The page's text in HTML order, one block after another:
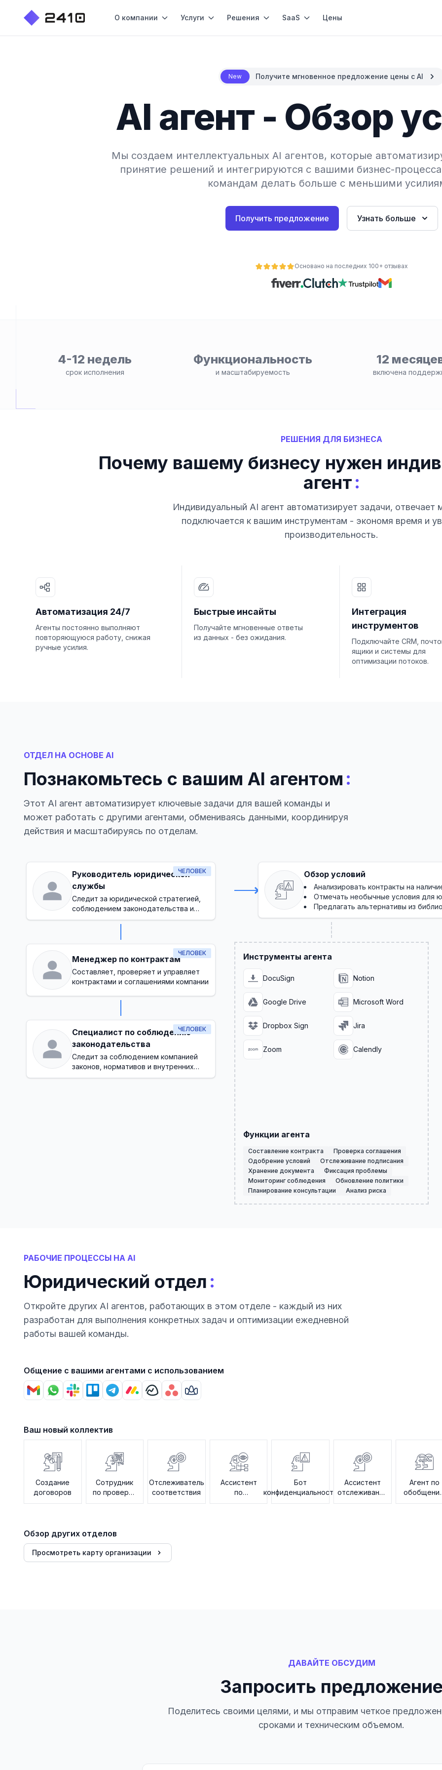
О компании Услуги Решения SaaS Цены
New Получите мгновенное предложение цены с AI
AI агент - Обзор
Мы создаем интеллектуальных AI агентов, которые
принятие решений и интегрируются с вашими бизнес-
командам делать больше с меньшими
Получить предложение Узнать больше
Основано на последних 100+ отзывах
4-12 недель
срок исполнения
Функциональность
и масштабируемость
12
включена
РЕШЕНИЯ ДЛЯ БИЗНЕСА
Почему вашему бизнесу нужен
агент:
Индивидуальный AI агент автоматизирует задачи, отвечает
подключается к вашим инструментам - экономя время и
производительность.
Автоматизация 24/7
Агенты постоянно выполняют
повторяющуюся работу, снижая
ручные усилия.
Быстрые инсайты
Получайте мгновенные ответы
из данных - без ожидания.
Интеграция
инструментов
Подключайте CRM,
ящики и системы для
оптимизации потоков.
ОТДЕЛ НА ОСНОВЕ AI
Познакомьтесь с вашим AI агентом :
Этот AI агент автоматизирует ключевые задачи для вашей команды и
может работать с другими агентами, обмениваясь данными, координируя
действия и масштабируясь по отделам.
ЧЕЛОВЕК
Руководитель юридической
службы
Следит за юридической стратегией,
соблюдением законодательства и
управлением рисками в компании
ЧЕЛОВЕК
Менеджер по контрактам
Составляет, проверяет и управляет
контрактами и соглашениями компании
ЧЕЛОВЕК
Специалист по соблюдению
законодательства
Следит за соблюдением компанией
законов, нормативов и внутренних
политик
Обзор условий
Анализировать контракты на
Отмечать необычные условия для
Предлагать альтернативы из
Инструменты агента
DocuSign Notion
Google Drive Microsoft Word
Dropbox Sign Jira
Zoom Calendly
Функции агента
Составление контракта
Проверка соглашения
Одобрение условий
Отслеживание подписания
Хранение документа
Фиксация проблемы
Мониторинг соблюдения
Обновление политики
Планирование консультации
Анализ риска
РАБОЧИЕ ПРОЦЕССЫ НА AI
Юридический отдел :
Откройте других AI агентов, работающих в этом отделе - каждый из них
разработан для выполнения конкретных задач и оптимизации ежедневной
работы вашей команды.
Общение с вашими агентами с использованием
Ваш новый коллектив
Создание
договоров
Сотрудник
по проверке
политики
Отслеживатель
соответствия
Ассистент
по
редактуре
Бот
конфиденциальности
Ассистент
отслеживания
аудита
Агент по
условий
Обзор других отделов
Просмотреть карту организации
ДАВАЙТЕ ОБСУДИМ
Запросить предложение
Поделитесь своими целями, и мы отправим четкое
сроками и техническим объемом.